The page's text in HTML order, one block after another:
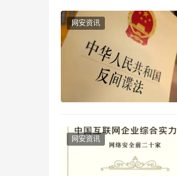
网安资讯
网安资讯